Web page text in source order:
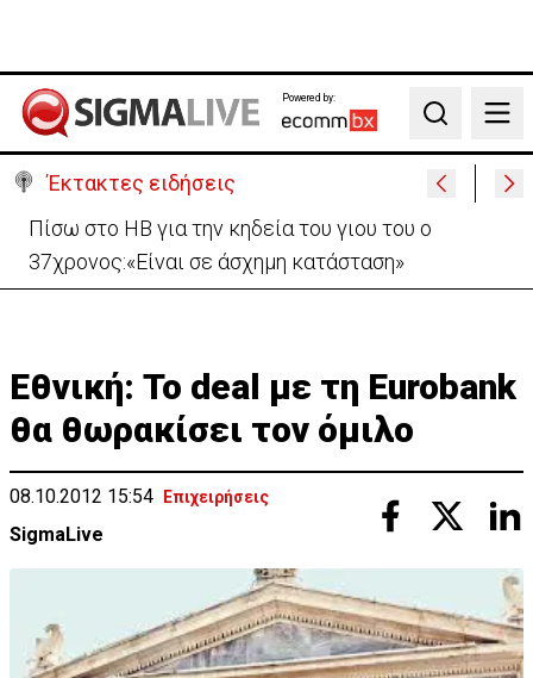
Powered by:
Search
Έκτακτες ειδήσεις
«Ήταν πολύ στενά.. οπότε κατεβήκαμε και
σταθήκαμε ακριβώς πάνω απ’ το πτώμα»
Εθνική: Το deal με τη Eurobank
θα θωρακίσει τον όμιλο
08.10.2012 15:54 Επιχειρήσεις
SigmaLive